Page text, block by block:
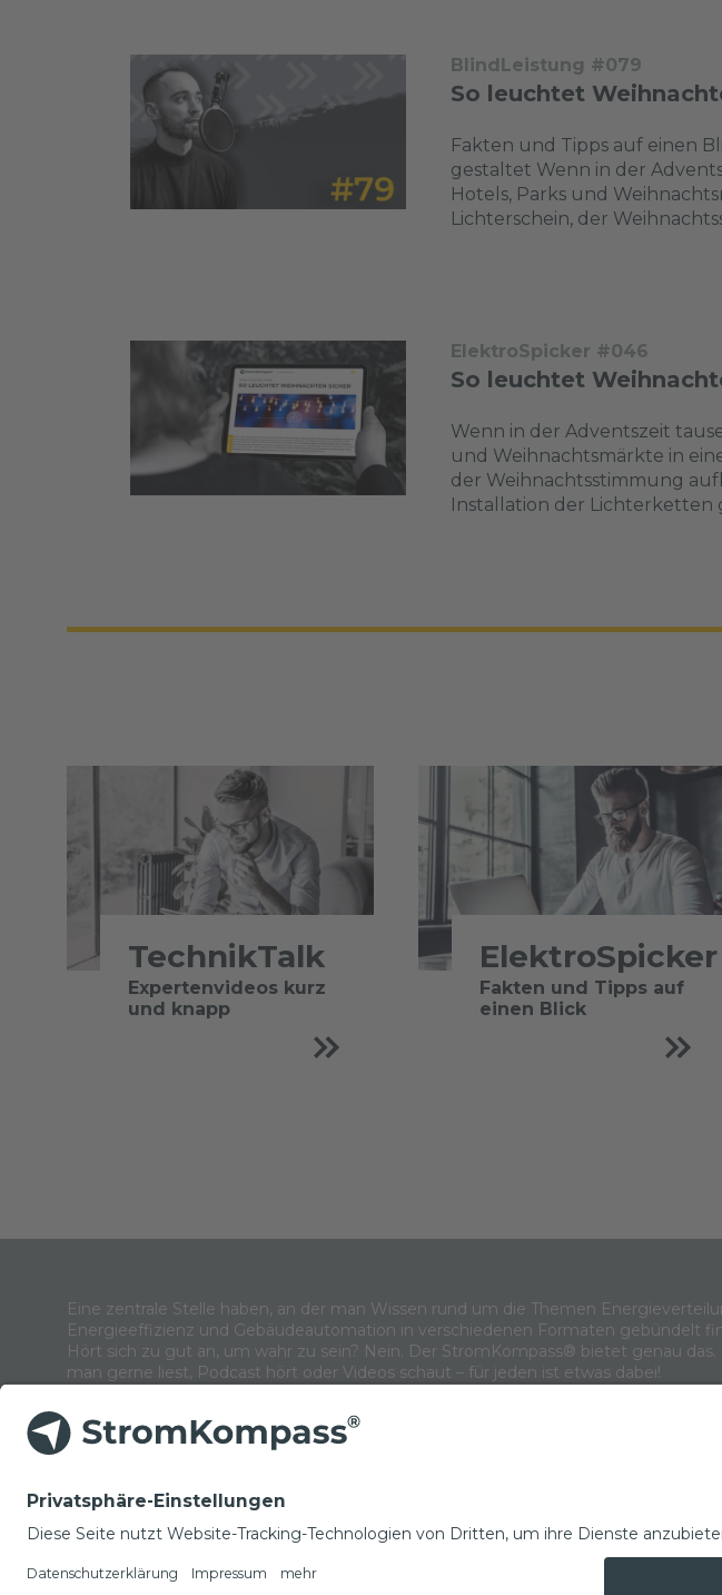
NEWSLETTER
BlindLeistung #079
So leuchtet
Fakten und Tipps auf einen
gestaltet Wenn in der
Hotels, Parks und
Lichterschein, der
ElektroSpicker #046
So leuchtet
Wenn in der Adventszeit
und Weihnachtsmärkte in
der Weihnachtsstimmung
Installation der Lichterketten
TechnikTalk
Expertenvideos kurz
und knapp
ElektroSpicker
Fakten und Tipps auf
einen Blick
Eine zentrale Stelle haben, an der man Wissen rund um die Themen
Energieeffizienz und Gebäudeautomation in verschiedenen Formaten gebündelt
Hört sich zu gut an, um wahr zu sein? Nein. Der StromKompass® bietet genau das.
man gerne liest, Podcast hört oder Videos schaut – für jeden ist etwas dabei!